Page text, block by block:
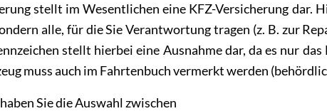
stellt im Wesentlichen eine KFZ-Versicherung dar.
alle, für die Sie Verantwortung tragen (z. B. zur
stellt hierbei eine Ausnahme dar, da es nur das
muss auch im Fahrtenbuch vermerkt werden
Sie die Auswahl zwischen